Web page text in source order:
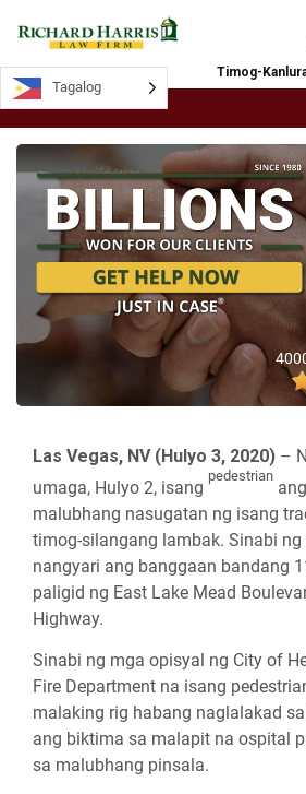
Timog-
Las Vegas, NV (Hulyo 3, 2020) –
umaga, Hulyo 2, isang
pedestrian
malubhang nasugatan ng isang
timog-silangang lambak. Sinabi
nangyari ang banggaan bandang
paligid ng East Lake Mead
Highway.
Sinabi ng mga opisyal ng City of
Fire Department na isang
malaking rig habang naglalakad
ang biktima sa malapit na ospital
sa malubhang pinsala.
Tagalog